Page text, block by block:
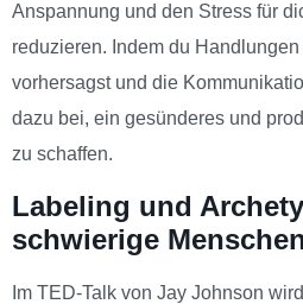
Anspannung und den Stress für
reduzieren. Indem du
vorhersagst und die
dazu bei, ein gesünderes und
zu schaffen.
Labeling und
schwierige
Im TED-Talk von Jay Johnson